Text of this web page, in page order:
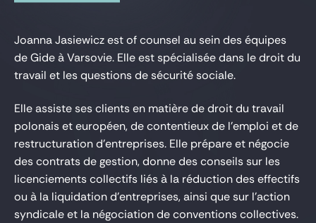
Joanna Jasiewicz est of counsel au sein des équipes
de Gide à Varsovie. Elle est spécialisée dans le droit du
travail et les questions de sécurité sociale.
Elle assiste ses clients en matière de droit du travail
polonais et européen, de contentieux de l'emploi et de
restructuration d'entreprises. Elle prépare et négocie
des contrats de gestion, donne des conseils sur les
licenciements collectifs liés à la réduction des effectifs
ou à la liquidation d'entreprises, ainsi que sur l'action
syndicale et la négociation de conventions collectives.